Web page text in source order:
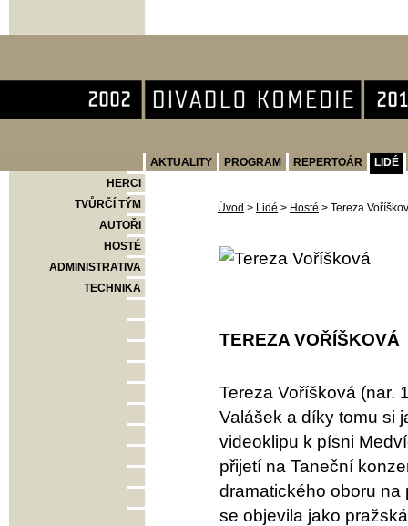
AKTUALITY PROGRAM REPERTOÁR
LIDÉ
HERCI
TVŮRČÍ TÝM
AUTOŘI
HOSTÉ
ADMINISTRATIVA
TECHNIKA
Úvod > Lidé > Hosté > Tereza
TEREZA VOŘÍŠKOVÁ
Tereza Voříšková (nar.
Valášek a díky tomu si
videoklipu k písni
přijetí na Taneční
dramatického oboru
se objevila jako